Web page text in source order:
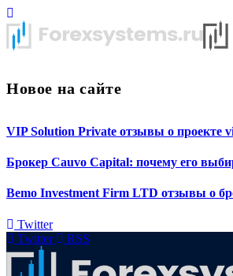
Новое на сайте
VIP Solution Private отзывы о проекте
Брокер Cauvo Capital: почему его
Bemo Investment Firm LTD отзывы о
Twitter
Twitter
RSS